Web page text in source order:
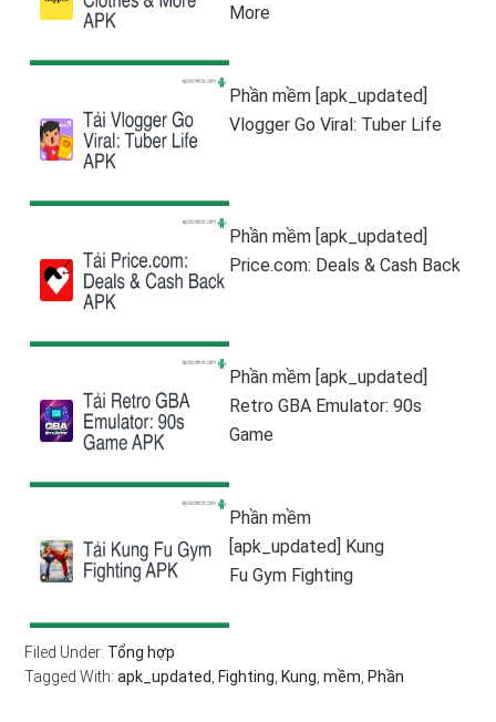
More
Phần mềm [apk_updated]
Vlogger Go Viral: Tuber Life
Phần mềm [apk_updated]
Price.com: Deals & Cash Back
Phần mềm [apk_updated]
Retro GBA Emulator: 90s
Game
Phần mềm
[apk_updated] Kung
Fu Gym Fighting
Filed Under: Tổng hợp
Tagged With:apk_updated Fighting Kung ,mềm Phần